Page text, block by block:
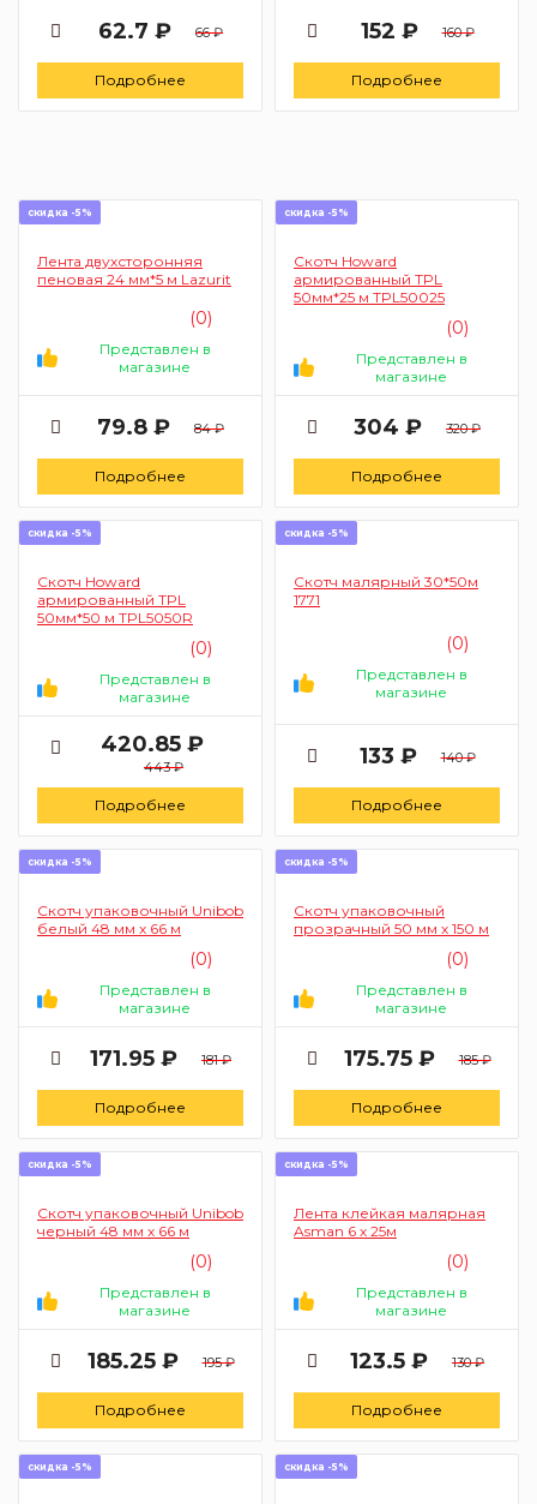
62.7 ₽ 66 ₽
Подробнее
152 ₽ 160 ₽
Подробнее
скидка -5%
Лента двухсторонняя
пеновая 24 мм*5 м Lazurit
(0)
Представлен в
магазине
79.8 ₽ 84 ₽
Подробнее
скидка -5%
Скотч Howard
армированный TPL
50мм*25 м TPL50025
(0)
Представлен в
магазине
304 ₽ 320 ₽
Подробнее
скидка -5%
Скотч Howard
армированный TPL
50мм*50 м TPL5050R
(0)
Представлен в
магазине
420.85 ₽
443 ₽
Подробнее
скидка -5%
Скотч малярный 30*50м
1771
(0)
Представлен в
магазине
133 ₽ 140 ₽
Подробнее
скидка -5%
Скотч упаковочный Unibob
белый 48 мм х 66 м
(0)
Представлен в
магазине
171.95 ₽ 181 ₽
Подробнее
скидка -5%
Скотч упаковочный
прозрачный 50 мм х 150 м
(0)
Представлен в
магазине
175.75 ₽ 185 ₽
Подробнее
скидка -5%
Скотч упаковочный Unibob
черный 48 мм х 66 м
(0)
Представлен в
магазине
185.25 ₽ 195 ₽
Подробнее
скидка -5%
Лента клейкая малярная
Asman 6 х 25м
(0)
Представлен в
магазине
123.5 ₽ 130 ₽
Подробнее
скидка -5% скидка -5%